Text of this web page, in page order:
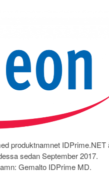
produktnamnet IDPrime.NET
sedan September 2017.
Gemalto IDPrime MD.